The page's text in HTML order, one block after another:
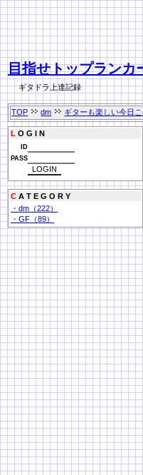
目指せトップランカ
ギタドラ上達記録
TOP dm ギターも楽しい今日こ
L O G I N
ID
PASS
C A T E G O R Y
・dm（222）
・GF（89）